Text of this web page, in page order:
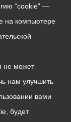
“cookie” —
на компьютере
не может
нам улучшить
вами
будет